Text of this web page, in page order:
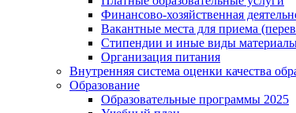
Финансово-хозяйственная
Вакантные места для приема
Стипендии и иные виды
Организация питания
Внутренняя система оценки качества
Образование
Образовательные программы 2025